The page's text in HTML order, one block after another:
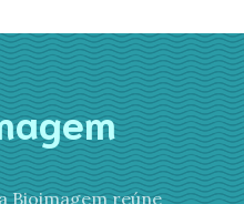
Bioimagem reúne